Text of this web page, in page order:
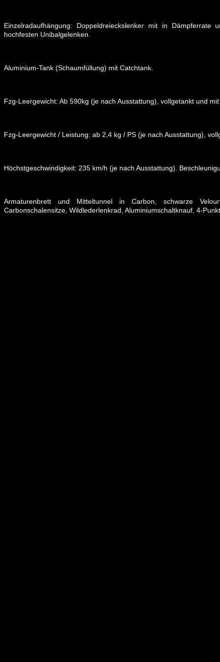
Einzelradaufhängung: Doppeldreieckslenker mit in Dämpferrate
hochfesten Unibalgelenken.
Aluminium-Tank (Schaumfüllung) mit Catchtank.
Fzg-Leergewicht: Ab 590kg (je nach Ausstattung), vollgetankt und
Fzg-Leergewicht / Leistung: ab 2,4 kg / PS (je nach Ausstattung),
Höchstgeschwindigkeit: 235 km/h (je nach Ausstattung).
Armaturenbrett und Mitteltunnel in Carbon, schwarze
Carbonschalensitze, Wildlederlenkrad, Aluminiumschaltknauf, 4-